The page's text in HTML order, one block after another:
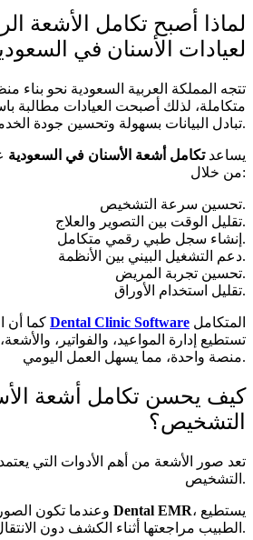
لماذا أصبح تكامل الأشعة
لعيادات الأسنان في
تتجه المملكة العربية السعودية نحو بناء
متكاملة، لذلك أصبحت العيادات مطالبة
تبادل البيانات بسهولة وتحسين جودة الخدمات.
يساعدتكامل أشعة الأسنان في السعودية
من خلال:
تحسين سرعة التشخيص.
تقليل الوقت بين التصوير والعلاج.
إنشاء سجل طبي رقمي متكامل.
دعم التشغيل البيني بين الأنظمة.
تحسين تجربة المريض.
تقليل استخدام الأوراق.
Dental Clinic Software
تستطيع إدارة المواعيد، والفواتير،
منصة واحدة، مما يسهل العمل اليومي.
كيف يحسن تكامل أشعة
التشخيص؟
تعد صور الأشعة من أهم الأدوات التي
التشخيص.
Dental EMR، يستطيع
الطبيب مراجعتها أثناء الكشف دون الانتقال بين أكثر من برنامج.